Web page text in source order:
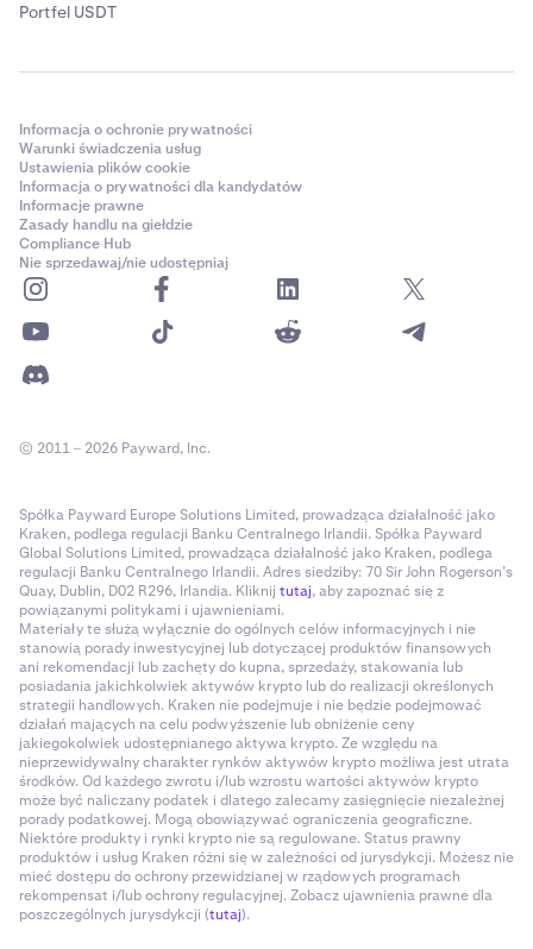
Portfel USDT
Informacja o ochronie prywatności
Warunki świadczenia usług
Ustawienia plików cookie
Informacja o prywatności dla kandydatów
Informacje prawne
Zasady handlu na giełdzie
Compliance Hub
Nie sprzedawaj/nie udostępniaj
© 2011 – 2026 Payward, Inc.
Spółka Payward Europe Solutions Limited, prowadząca działalność jako
Kraken, podlega regulacji Banku Centralnego Irlandii. Spółka Payward
Global Solutions Limited, prowadząca działalność jako Kraken, podlega
regulacji Banku Centralnego Irlandii. Adres siedziby: 70 Sir John Rogerson’s
Quay, Dublin, D02 R296, Irlandia. Kliknij tutaj, aby zapoznać się z
powiązanymi politykami i ujawnieniami.
Materiały te służą wyłącznie do ogólnych celów informacyjnych i nie
stanowią porady inwestycyjnej lub dotyczącej produktów finansowych
ani rekomendacji lub zachęty do kupna, sprzedaży, stakowania lub
posiadania jakichkolwiek aktywów krypto lub do realizacji określonych
strategii handlowych. Kraken nie podejmuje i nie będzie podejmować
działań mających na celu podwyższenie lub obniżenie ceny
jakiegokolwiek udostępnianego aktywa krypto. Ze względu na
nieprzewidywalny charakter rynków aktywów krypto możliwa jest utrata
środków. Od każdego zwrotu i/lub wzrostu wartości aktywów krypto
może być naliczany podatek i dlatego zalecamy zasięgnięcie niezależnej
porady podatkowej. Mogą obowiązywać ograniczenia geograficzne.
Niektóre produkty i rynki krypto nie są regulowane. Status prawny
produktów i usług Kraken różni się w zależności od jurysdykcji. Możesz nie
mieć dostępu do ochrony przewidzianej w rządowych programach
rekompensat i/lub ochrony regulacyjnej. Zobacz ujawnienia prawne dla
poszczególnych jurysdykcji (tutaj).